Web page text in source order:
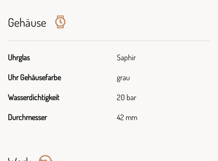
Gehäuse
Uhrglas Saphir
Uhr Gehäusefarbe grau
Wasserdichtigkeit 20 bar
Durchmesser 42 mm